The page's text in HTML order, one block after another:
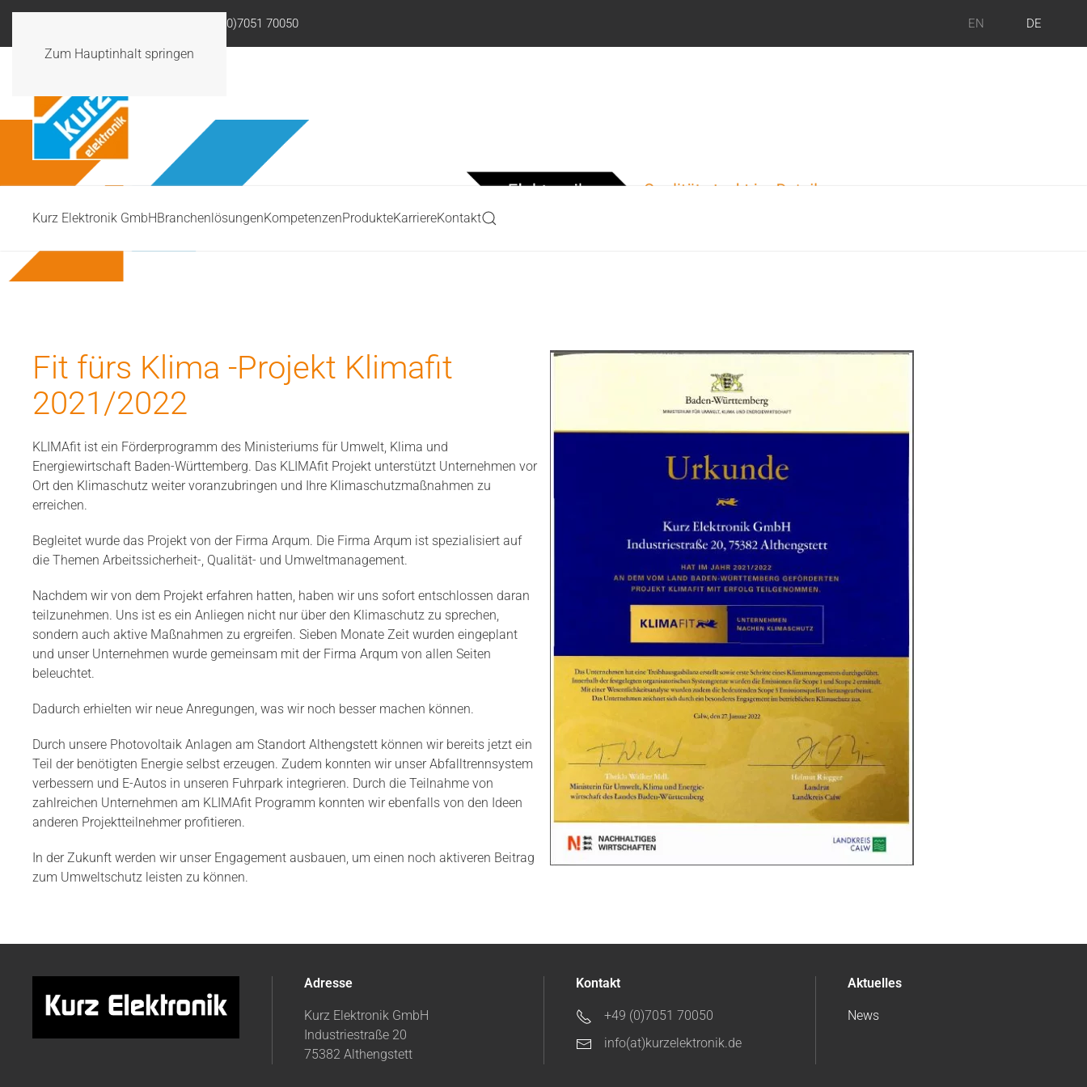
Zum Hauptinhalt springen
+49 (0)7051 70050 EN DE
Kurz Elektronik GmbHBranchenlösungenKompetenzenProdukteKarriereKontakt
Fit fürs Klima -Projekt Klimafit
2021/2022
KLIMAfit ist ein Förderprogramm des Ministeriums für Umwelt, Klima und
Energiewirtschaft Baden-Württemberg. Das KLIMAfit Projekt unterstützt Unternehmen vor
Ort den Klimaschutz weiter voranzubringen und Ihre Klimaschutzmaßnahmen zu
erreichen.
Begleitet wurde das Projekt von der Firma Arqum. Die Firma Arqum ist spezialisiert auf
die Themen Arbeitssicherheit-, Qualität- und Umweltmanagement.
Nachdem wir von dem Projekt erfahren hatten, haben wir uns sofort entschlossen daran
teilzunehmen. Uns ist es ein Anliegen nicht nur über den Klimaschutz zu sprechen,
sondern auch aktive Maßnahmen zu ergreifen. Sieben Monate Zeit wurden eingeplant
und unser Unternehmen wurde gemeinsam mit der Firma Arqum von allen Seiten
beleuchtet.
Dadurch erhielten wir neue Anregungen, was wir noch besser machen können.
Durch unsere Photovoltaik Anlagen am Standort Althengstett können wir bereits jetzt ein
Teil der benötigten Energie selbst erzeugen. Zudem konnten wir unser Abfalltrennsystem
verbessern und E-Autos in unseren Fuhrpark integrieren. Durch die Teilnahme von
zahlreichen Unternehmen am KLIMAfit Programm konnten wir ebenfalls von den Ideen
anderen Projektteilnehmer profitieren.
In der Zukunft werden wir unser Engagement ausbauen, um einen noch aktiveren Beitrag
zum Umweltschutz leisten zu können.
Adresse
Kurz Elektronik GmbH
Industriestraße 20
75382 Althengstett
Kontakt
+49 (0)7051 70050
info(at)kurzelektronik.de
Aktuelles
News